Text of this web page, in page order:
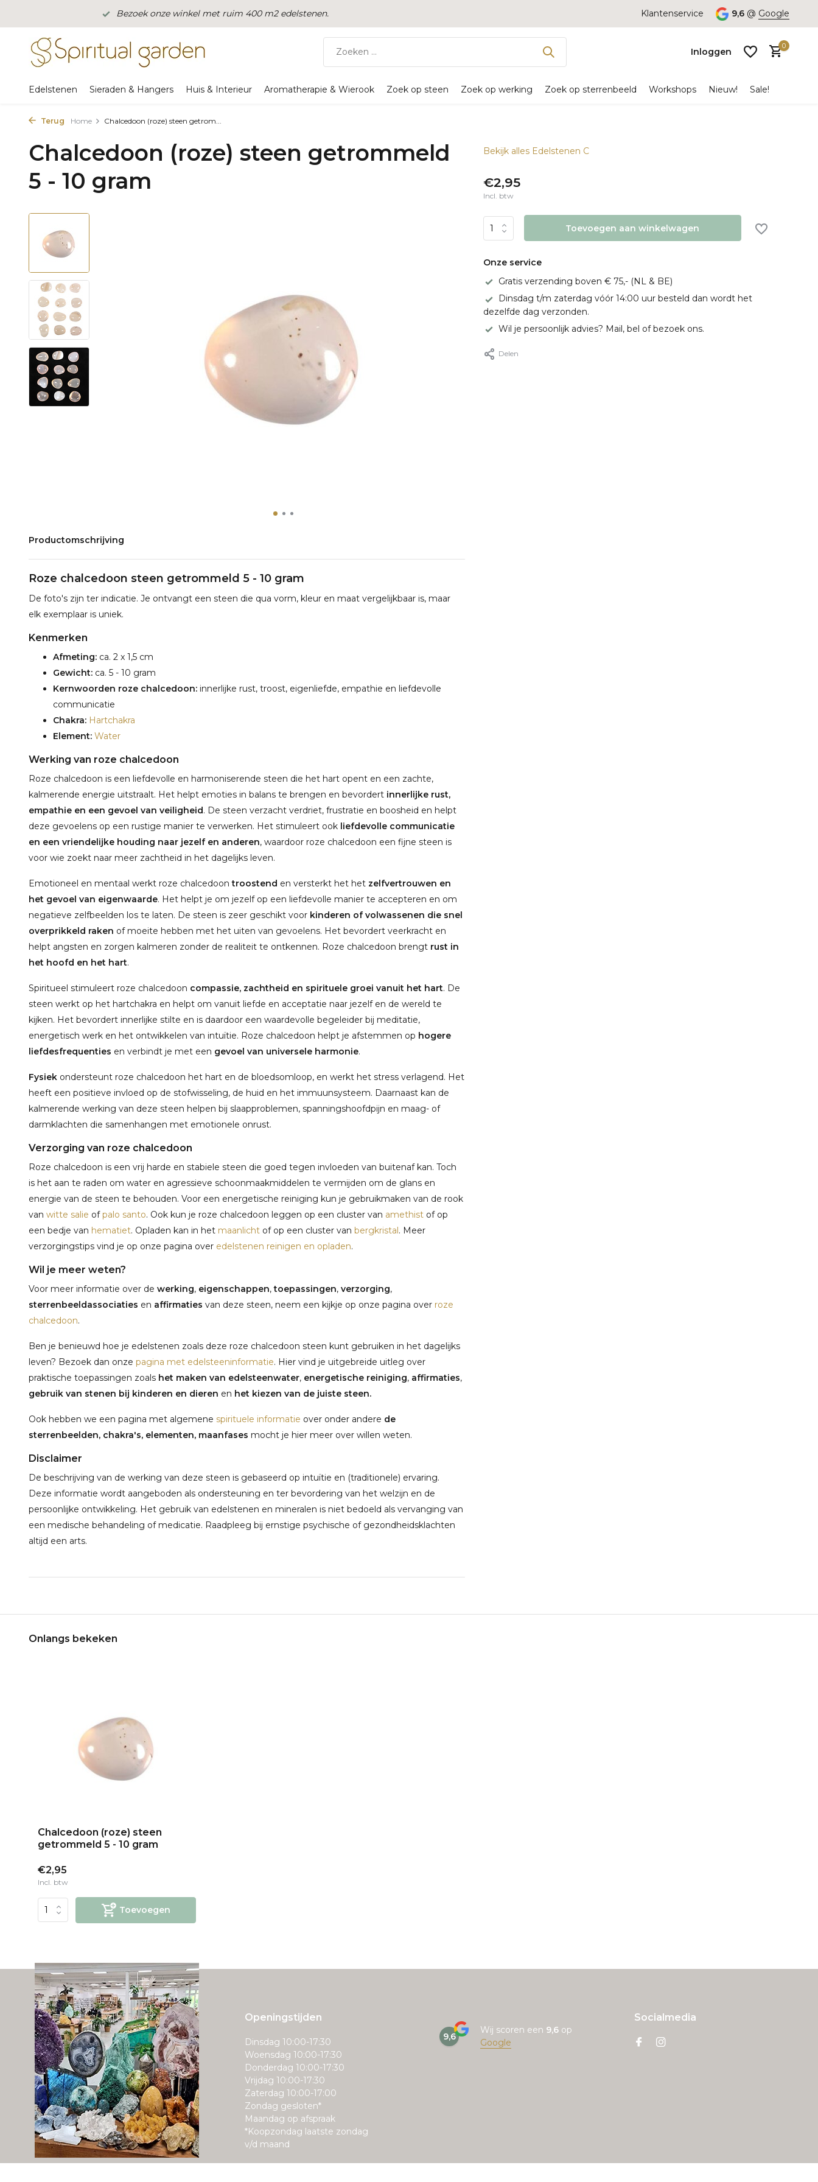
Bezoek onze winkel met ruim 400 m2 edelstenen. Klantenservice 9,6 @ Google
Inloggen
0
Edelstenen Sieraden & Hangers Huis & Interieur Aromatherapie & Wierook Zoek op steen Zoek op werking Zoek op sterrenbeeld Workshops Nieuw! Sale!
Terug Home Chalcedoon (roze) steen getrom...
Chalcedoon (roze) steen getrommeld
5 - 10 gram
Productomschrijving
Roze chalcedoon steen getrommeld 5 - 10 gram
De foto's zijn ter indicatie. Je ontvangt een steen die qua vorm, kleur en maat vergelijkbaar is, maar
elk exemplaar is uniek.
Kenmerken
Afmeting: ca. 2 x 1,5 cm
Gewicht: ca. 5 - 10 gram
Kernwoorden roze chalcedoon: innerlijke rust, troost, eigenliefde, empathie en liefdevolle
communicatie
Chakra: Hartchakra
Element: Water
Werking van roze chalcedoon
Roze chalcedoon is een liefdevolle en harmoniserende steen die het hart opent en een zachte,
kalmerende energie uitstraalt. Het helpt emoties in balans te brengen en bevordert innerlijke rust,
empathie en een gevoel van veiligheid. De steen verzacht verdriet, frustratie en boosheid en helpt
deze gevoelens op een rustige manier te verwerken. Het stimuleert ook liefdevolle communicatie
en een vriendelijke houding naar jezelf en anderen, waardoor roze chalcedoon een fijne steen is
voor wie zoekt naar meer zachtheid in het dagelijks leven.
Emotioneel en mentaal werkt roze chalcedoontroostend en versterkt het het zelfvertrouwen en
het gevoel van eigenwaarde. Het helpt je om jezelf op een liefdevolle manier te accepteren en om
negatieve zelfbeelden los te laten. De steen is zeer geschikt voor kinderen of volwassenen die snel
overprikkeld raken of moeite hebben met het uiten van gevoelens. Het bevordert veerkracht en
helpt angsten en zorgen kalmeren zonder de realiteit te ontkennen. Roze chalcedoon brengt rust in
het hoofd en het hart.
Spiritueel stimuleert roze chalcedoon compassie, zachtheid en spirituele groei vanuit het hart. De
steen werkt op het hartchakra en helpt om vanuit liefde en acceptatie naar jezelf en de wereld te
kijken. Het bevordert innerlijke stilte en is daardoor een waardevolle begeleider bij meditatie,
energetisch werk en het ontwikkelen van intuïtie. Roze chalcedoon helpt je afstemmen op hogere
liefdesfrequenties en verbindt je met een gevoel van universele harmonie.
Fysiek ondersteunt roze chalcedoon het hart en de bloedsomloop, en werkt het stress verlagend. Het
heeft een positieve invloed op de stofwisseling, de huid en het immuunsysteem. Daarnaast kan de
kalmerende werking van deze steen helpen bij slaapproblemen, spanningshoofdpijn en maag- of
darmklachten die samenhangen met emotionele onrust.
Verzorging van roze chalcedoon
Roze chalcedoon is een vrij harde en stabiele steen die goed tegen invloeden van buitenaf kan. Toch
is het aan te raden om water en agressieve schoonmaakmiddelen te vermijden om de glans en
energie van de steen te behouden. Voor een energetische reiniging kun je gebruikmaken van de rook
van witte salie ofpalo santo. Ook kun je roze chalcedoon leggen op een cluster van amethist of op
een bedje van hematiet. Opladen kan in het maanlicht of op een cluster van bergkristal. Meer
verzorgingstips vind je op onze pagina over edelstenen reinigen en opladen.
Wil je meer weten?
Voor meer informatie over de werking, eigenschappen,toepassingen, verzorging,
sterrenbeeldassociaties en affirmaties van deze steen, neem een kijkje op onze pagina over roze
chalcedoon.
Ben je benieuwd hoe je edelstenen zoals deze roze chalcedoon steen kunt gebruiken in het dagelijks
leven? Bezoek dan onze pagina met edelsteeninformatie. Hier vind je uitgebreide uitleg over
praktische toepassingen zoals het maken van edelsteenwater, energetische reiniging, affirmaties,
gebruik van stenen bij kinderen en dieren en het kiezen van de juiste steen.
Ook hebben we een pagina met algemene spirituele informatie over onder andere de
sterrenbeelden, chakra's, elementen, maanfases mocht je hier meer over willen weten.
Disclaimer
De beschrijving van de werking van deze steen is gebaseerd op intuïtie en (traditionele) ervaring.
Deze informatie wordt aangeboden als ondersteuning en ter bevordering van het welzijn en de
persoonlijke ontwikkeling. Het gebruik van edelstenen en mineralen is niet bedoeld als vervanging van
een medische behandeling of medicatie. Raadpleeg bij ernstige psychische of gezondheidsklachten
altijd een arts.
Bekijk alles Edelstenen C
€2,95
Incl. btw
Toevoegen aan winkelwagen
Onze service
Gratis verzending boven € 75,- (NL & BE)
Dinsdag t/m zaterdag vóór 14:00 uur besteld dan wordt het
dezelfde dag verzonden.
Wil je persoonlijk advies? Mail, bel of bezoek ons.
Delen
Onlangs bekeken
Chalcedoon (roze) steen
getrommeld 5 - 10 gram
€2,95
Incl. btw
Toevoegen
Openingstijden
Dinsdag 10:00-17:30
Woensdag 10:00-17:30
Donderdag 10:00-17:30
Vrijdag 10:00-17:30
Zaterdag 10:00-17:00
Zondag gesloten*
Maandag op afspraak
*Koopzondag laatste zondag
v/d maand
9,6
Wij scoren een 9,6 op
Google
Socialmedia